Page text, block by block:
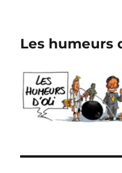
Les humeurs